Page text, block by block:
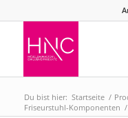
Du bist hier: Startseite /
Friseurstuhl-Komponenten /